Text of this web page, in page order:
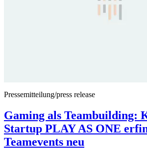
Pressemitteilung/press release
Gaming als Teambuilding:
Startup PLAY AS ONE
Teamevents neu